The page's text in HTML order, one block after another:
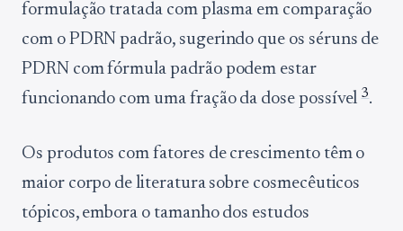
formulação tratada com plasma em comparação
com o PDRN padrão, sugerindo que os séruns de
PDRN com fórmula padrão podem estar
funcionando com uma fração da dose possível3.
Os produtos com fatores de crescimento têm o
maior corpo de literatura sobre cosmecêuticos
tópicos, embora o tamanho dos estudos